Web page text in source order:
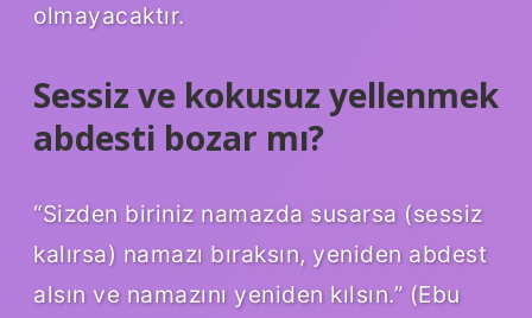
olmayacaktır.
Sessiz ve kokusuz yellenmek
abdesti bozar mı?
“Sizden biriniz namazda susarsa (sessiz
kalırsa) namazı bıraksın, yeniden abdest
alsın ve namazını yeniden kılsın.” (Ebu